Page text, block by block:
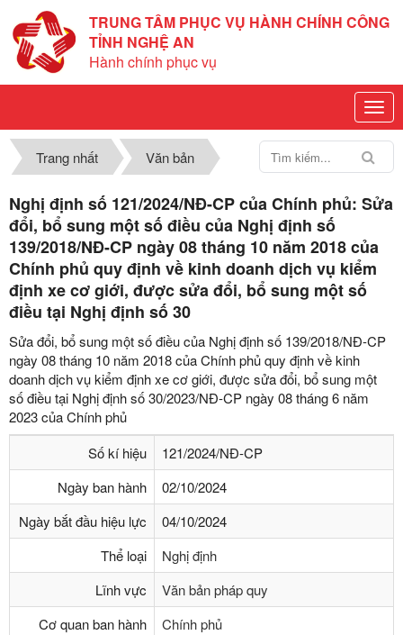
TRUNG TÂM PHỤC VỤ HÀNH CHÍNH CÔNG
TỈNH NGHỆ AN
Hành chính phục vụ
Trang nhất Văn bản
Nghị định số 121/2024/NĐ-CP của Chính phủ: Sửa
đổi, bổ sung một số điều của Nghị định số
139/2018/NĐ-CP ngày 08 tháng 10 năm 2018 của
Chính phủ quy định về kinh doanh dịch vụ kiểm
định xe cơ giới, được sửa đổi, bổ sung một số
điều tại Nghị định số 30
Sửa đổi, bổ sung một số điều của Nghị định số 139/2018/NĐ-CP
ngày 08 tháng 10 năm 2018 của Chính phủ quy định về kinh
doanh dịch vụ kiểm định xe cơ giới, được sửa đổi, bổ sung một
số điều tại Nghị định số 30/2023/NĐ-CP ngày 08 tháng 6 năm
2023 của Chính phủ
Số kí hiệu
121/2024/NĐ-CP
Ngày ban hành
02/10/2024
Ngày bắt đầu hiệu lực
04/10/2024
Thể loại
Nghị định
Lĩnh vực
Văn bản pháp quy
Cơ quan ban hành
Chính phủ